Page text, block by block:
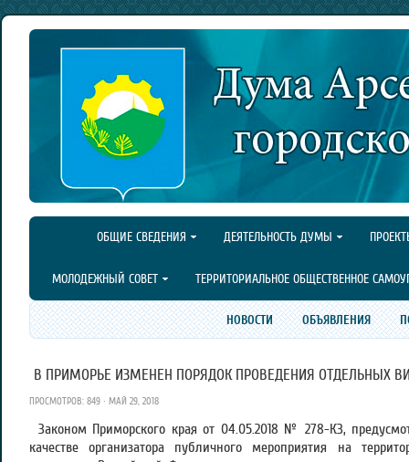
ОБЩИЕ СВЕДЕНИЯ ДЕЯТЕЛЬНОСТЬ ДУМЫ
МОЛОДЕЖНЫЙ СОВЕТ ТЕРРИТОРИАЛЬНОЕ ОБЩЕСТВЕННОЕ
НОВОСТИ ОБЪЯВЛЕНИЯ
В ПРИМОРЬЕ ИЗМЕНЕН ПОРЯДОК ПРОВЕДЕНИЯ ОТДЕЛЬНЫХ
ПРОСМОТРОВ: 849 · МАЙ 29, 2018
Законом Приморского края от 04.05.2018 № 278-КЗ,
качестве организатора публичного мероприятия на